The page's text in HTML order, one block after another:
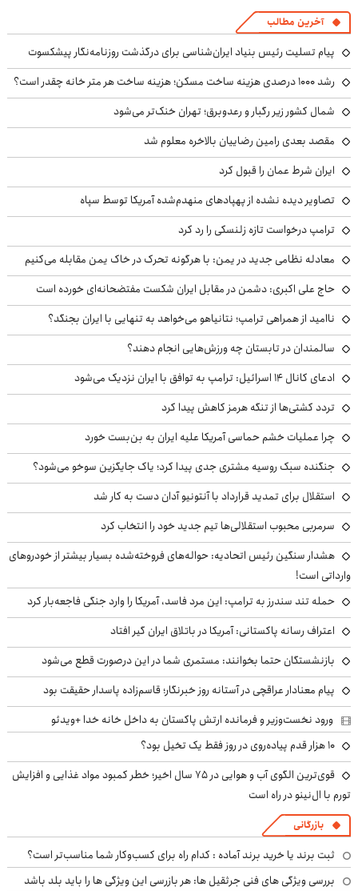
آخرین مطالب
پیام تسلیت رئیس بنیاد ایران‌شناسی برای درگذشت روزنامه‌نگار پیشکسوت
رشد ۱۰۰۰ درصدی هزینه ساخت مسکن؛ هزینه ساخت هر متر خانه چقدر است؟
شمال کشور زیر رگبار و رعدوبرق؛ تهران خنک‌تر می‌شود
مقصد بعدی رامین رضاییان بالاخره معلوم شد
ایران شرط عمان را قبول کرد
تصاویر دیده نشده از پهپادهای منهدم‌شده آمریکا توسط سپاه
ترامپ درخواست تازه زلنسکی را رد کرد
معادله نظامی جدید در یمن: با هرگونه تحرک در خاک یمن مقابله می‌کنیم
حاج علی اکبری: دشمن در مقابل ایران شکست مفتضحانه‌ای خورده است
ناامید از همراهی ترامپ؛ نتانیاهو می‌خواهد به تنهایی با ایران بجنگد؟
سالمندان در تابستان چه ورزش‌هایی انجام دهند؟
ادعای کانال ۱۴ اسرائیل: ترامپ به توافق با ایران نزدیک می‌شود
تردد کشتی‌ها از تنگه هرمز کاهش پیدا کرد
چرا عملیات خشم حماسی آمریکا علیه ایران به بن‌بست خورد
جنگنده سبک روسیه مشتری جدی پیدا کرد؛ یاک جایگزین سوخو می‌شود؟
استقلال برای تمدید قرارداد با آنتونیو آدان دست به کار شد
سرمربی محبوب استقلالی‌ها تیم جدید خود را انتخاب کرد
هشدار سنگین رئیس اتحادیه: حواله‌های فروخته‌شده بسیار بیشتر از خودروهای
وارداتی است!
حمله تند سندرز به ترامپ: این مرد فاسد، آمریکا را وارد جنگی فاجعه‌بار کرد
اعتراف رسانه پاکستانی: آمریکا در باتلاق ایران گیر افتاد
بازنشستگان حتما بخوانند: مستمری شما در این درصورت قطع می‌شود
پیام معنادار عراقچی در آستانه روز خبرنگار؛ قاسم‌زاده پاسدار حقیقت بود
ورود نخست‌وزیر و فرمانده ارتش پاکستان به داخل خانه خدا +ویدئو
۱۰ هزار قدم پیاده‌روی در روز فقط یک تخیل بود؟
قوی‌ترین الگوی آب و هوایی در ۷۵ سال اخیر؛ خطر کمبود مواد غذایی و افزایش
تورم با ال‌نینو در راه است
بازرگانی
ثبت برند یا خرید برند آماده : کدام راه برای کسب‌وکار شما مناسب‌تر است؟
بررسی ویژگی های فنی جرثقیل ها: هر بازرسی این ویژگی ها را باید بلد باشد